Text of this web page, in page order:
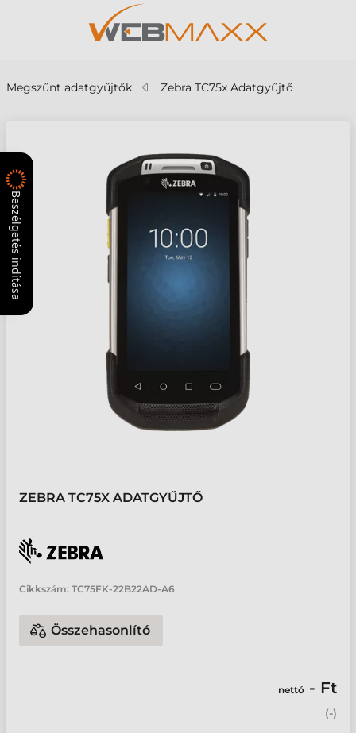
Megszűnt adatgyűjtők Zebra TC75x Adatgyűjtő
ZEBRA TC75X ADATGYŰJTŐ
Cikkszám: TC75FK-22B22AD-A6
Összehasonlító
nettó - Ft
(-)
Beszélgetés indítása